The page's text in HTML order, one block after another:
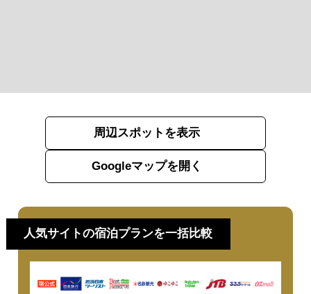
周辺スポットを表示
Googleマップを開く
人気サイトの宿泊プランを一括比較